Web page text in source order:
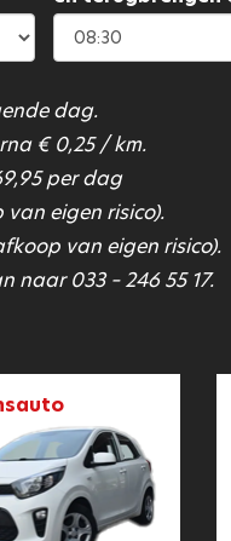
dag.
€ 0,25 / km.
per dag
eigen risico).
van eigen risico).
naar 033 – 246 55 17.